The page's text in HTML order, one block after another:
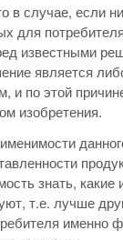
в случае, если
для
известными
является
и по этой
изобретения.
знать,
т.е. лучше
именно